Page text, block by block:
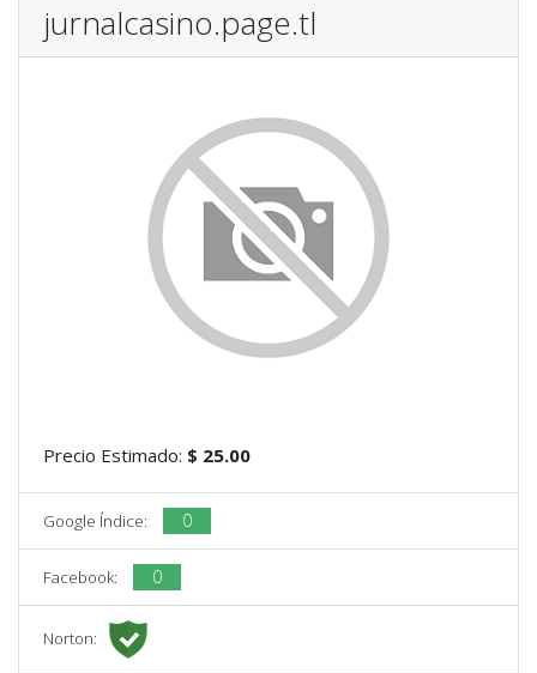
jurnalcasino.page.tl
Precio Estimado: $ 25.00
Google Índice: 0
Facebook: 0
Norton: